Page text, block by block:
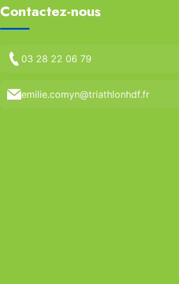
Contactez-nous
03 28 22 06 79
emilie.comyn@triathlonhdf.fr